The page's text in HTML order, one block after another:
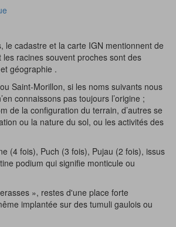
le cadastre et la carte IGN mentionnent de
racines souvent proches sont des
géographie .
Saint-Morillon, si les noms suivants nous
connaissons pas toujours l’origine ;
de la configuration du terrain, d’autres se
ou la nature du sol, ou les activités des
(4 fois), Puch (3 fois), Pujau (2 fois), issus
podium qui signifie monticule ou
», restes d'une place forte
implantée sur des tumuli gaulois ou